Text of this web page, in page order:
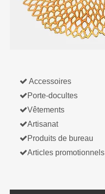
 Accessoires
Porte-docultes
Vêtements
Artisanat
Produits de bureau
Articles promotionnels